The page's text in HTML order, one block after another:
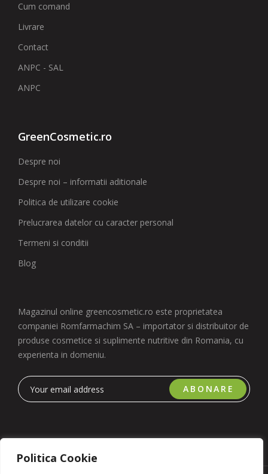
Politica Cookie
Cum comand
Livrare
Contact
ANPC - SAL
ANPC
GreenCosmetic.ro
Despre noi
Despre noi – informatii aditionale
Politica de utilizare cookie
Prelucrarea datelor cu caracter personal
Termeni si conditii
Blog
Magazinul online greencosmetic.ro este proprietatea
companiei Romfarmachim SA – importator si distribuitor de
produse cosmetice si suplimente nutritive din Romania, cu
experienta in domeniu.
ABONARE